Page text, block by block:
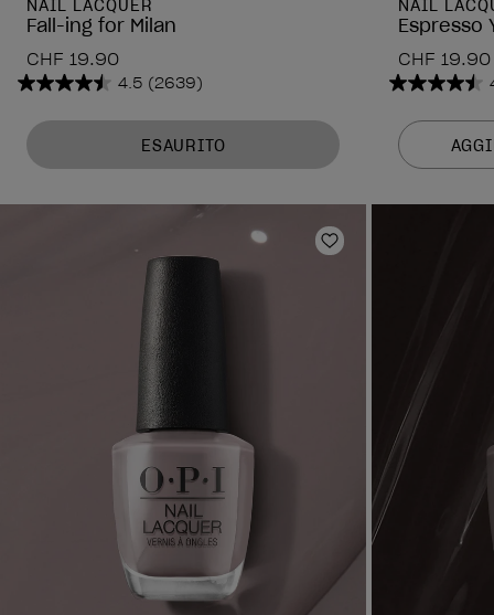
NAIL LACQUER
Fall-ing for Milan
CHF 19.90
4.5 (2639)
4.5
su
5
stelle.
ESAURITO
NAIL
Espresso
CHF 19.90
4.5
su
5
stelle.
Aggiungi alla lista